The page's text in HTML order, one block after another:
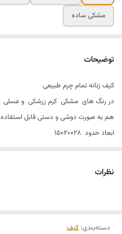
مشکی ساده
توضیحات
کیف زنانه تمام چرم طبیعی
در رنگ های مشکی کرم زرشکی و عسلی
هم به صورت دوشی و دستی قابل استفاده
ابعاد حدود ۲۸×۲۰×۱۵
نظرات
دسته‌بندی: کیف